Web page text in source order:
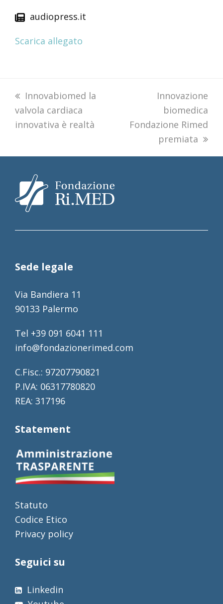
audiopress.it
Scarica allegato
previous
post:
Innovabiomed la
valvola cardiaca
innovativa è realtà
next
post:
Innovazione
biomedica
Fondazione Rimed
premiata
Sede legale
Via Bandiera 11
90133 Palermo
Tel +39 091 6041 111
info@fondazionerimed.com
C.Fisc.: 97207790821
P.IVA: 06317780820
REA: 317196
Statement
Statuto
Codice Etico
Privacy policy
Seguici su
Linkedin